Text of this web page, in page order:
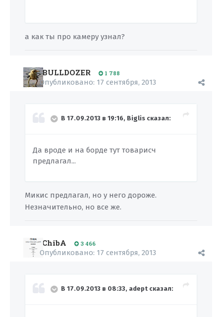
а как ты про камеру узнал?
BULLDOZER 1 788
Опубликовано: 17 сентября, 2013
В 17.09.2013 в 19:16, Biglis сказал:
Да вроде и на борде тут товарисч
предлагал...
Микис предлагал, но у него дороже.
Незначительно, но все же.
ChibA 3 466
Опубликовано: 17 сентября, 2013
В 17.09.2013 в 08:33, adept сказал: